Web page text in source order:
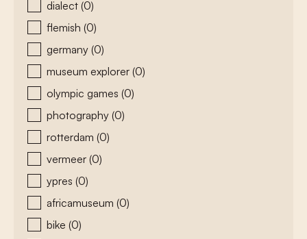
dialect (0)
flemish (0)
germany (0)
museum explorer (0)
olympic games (0)
photography (0)
rotterdam (0)
vermeer (0)
ypres (0)
africamuseum (0)
bike (0)